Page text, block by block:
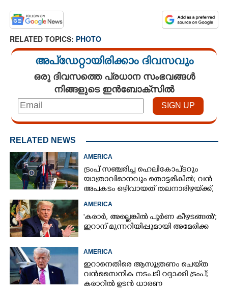
RELATED TOPICS: PHOTO
അപ്ഡേറ്റായിരിക്കാം ദിവസവും
ഒരു ദിവസത്തെ പ്രധാന സംഭവങ്ങൾ
നിങ്ങളുടെ ഇൻബോക്സിൽ
RELATED NEWS
AMERICA
ട്രംപ് സഞ്ചരിച്ച ഹെലികോപ്‌ടറും
യാത്രാവിമാനവും തൊട്ടരികിൽ; വൻ
അപകടം ഒഴിവായത് തലനാരിഴയ്‌ക്ക്,
AMERICA
'കരാർ, അല്ലെങ്കിൽ പൂർണ കീഴടങ്ങൽ';
ഇറാന് മുന്നറിയിപ്പുമായി അമേരിക്ക
AMERICA
ഇറാനെതിരെ ആസൂത്രണം ചെയ്‌ത
വൻസൈനിക നടപടി റദ്ദാക്കി ട്രംപ്;
കരാറിൽ ഉടൻ ധാരണ